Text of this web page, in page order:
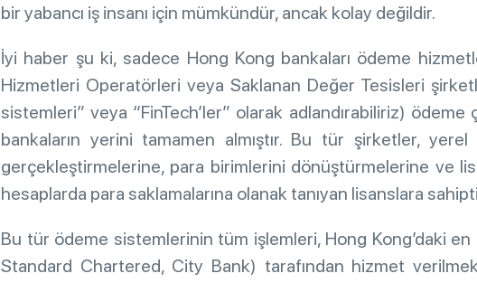
bir yabancı iş insanı için mümkündür, ancak kolay değildir.
İyi haber şu ki, sadece Hong Kong bankaları ödeme
Hizmetleri Operatörleri veya Saklanan Değer Tesisleri
sistemleri” veya “FinTech’ler” olarak adlandırabiliriz)
bankaların yerini tamamen almıştır. Bu tür şirketler,
gerçekleştirmelerine, para birimlerini dönüştürmelerine ve
hesaplarda para saklamalarına olanak tanıyan lisanslara
Bu tür ödeme sistemlerinin tüm işlemleri, Hong Kong’daki
Standard Chartered, City Bank) tarafından hizmet